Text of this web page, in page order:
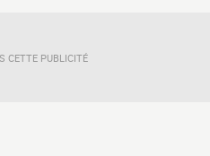
CETTE PUBLICITÉ